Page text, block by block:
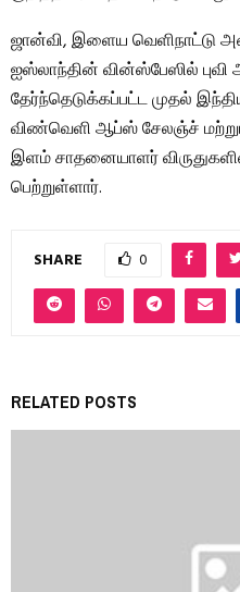
ஜான்வி, இளைய வெளிநாட்டு
ஐஸ்லாந்தின் வின்ஸ்பேஸில் புவி
தேர்ந்தெடுக்கப்பட்ட முதல்
விண்வெளி ஆப்ஸ் சேலஞ்ச்
இளம் சாதனையாளர்
பெற்றுள்ளார்.
SHARE 0
RELATED POSTS